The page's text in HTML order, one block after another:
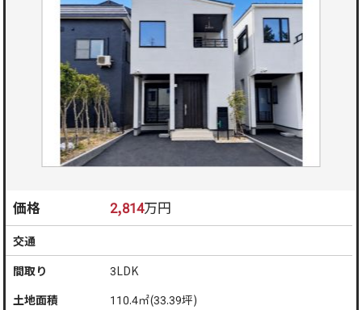
価格 2,814万円
交通
間取り
3LDK
土地面積
110.4㎡(33.39坪)